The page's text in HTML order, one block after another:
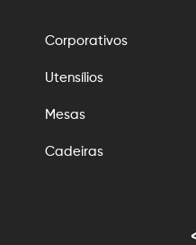
Corporativos
Utensílios
Mesas
Cadeiras